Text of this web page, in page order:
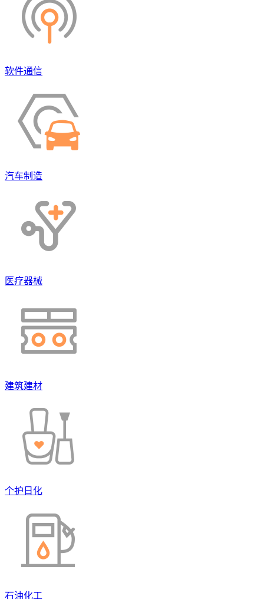
软件通信
汽车制造
医疗器械
建筑建材
个护日化
石油化工